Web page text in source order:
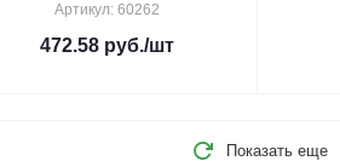
Артикул: 60262
472.58 руб./шт
Показать еще